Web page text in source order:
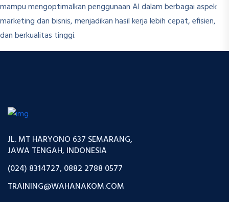
mampu mengoptimalkan penggunaan AI dalam berbagai aspek
marketing dan bisnis, menjadikan hasil kerja lebih cepat, efisien,
dan berkualitas tinggi.
JL. MT HARYONO 637 SEMARANG,
JAWA TENGAH, INDONESIA
(024) 8314727, 0882 2788 0577
TRAINING@WAHANAKOM.COM